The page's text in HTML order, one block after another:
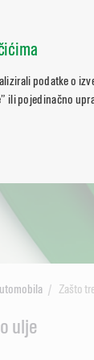
podatke o
ili pojedinačno
Zašto
ulje